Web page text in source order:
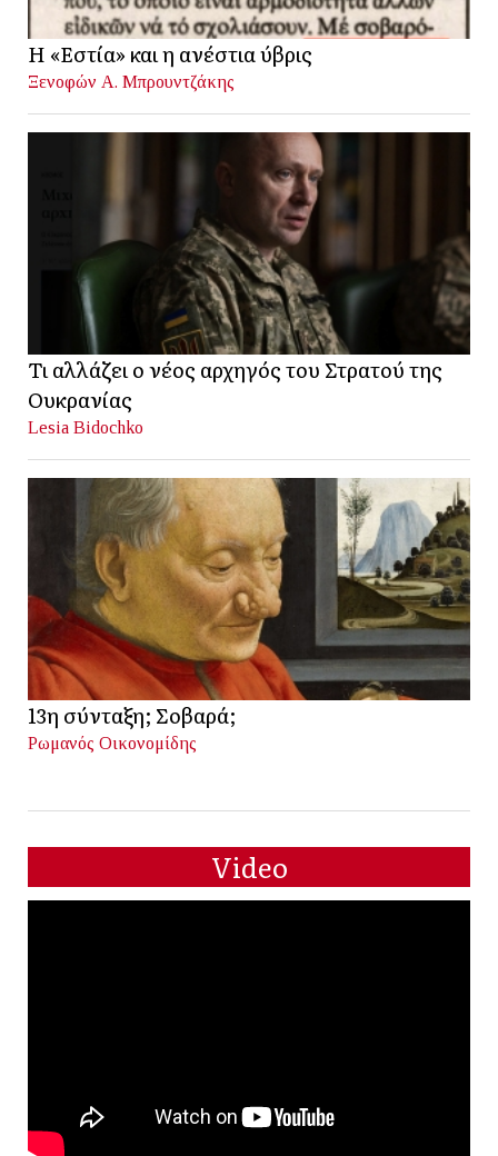
Η «Εστία» και η ανέστια ύβρις
Ξενοφών Α. Μπρουντζάκης
Τι αλλάζει ο νέος αρχηγός του Στρατού της
Ουκρανίας
Lesia Bidochko
13η σύνταξη; Σοβαρά;
Ρωμανός Οικονομίδης
Video